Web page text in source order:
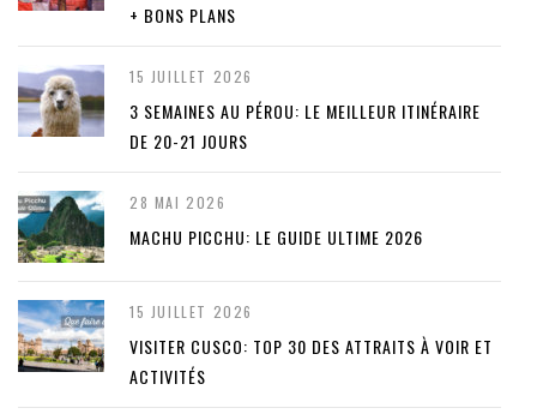
+ BONS PLANS
15 JUILLET 2026
3 SEMAINES AU PÉROU: LE MEILLEUR ITINÉRAIRE
DE 20-21 JOURS
28 MAI 2026
MACHU PICCHU: LE GUIDE ULTIME 2026
15 JUILLET 2026
VISITER CUSCO: TOP 30 DES ATTRAITS À VOIR ET
ACTIVITÉS